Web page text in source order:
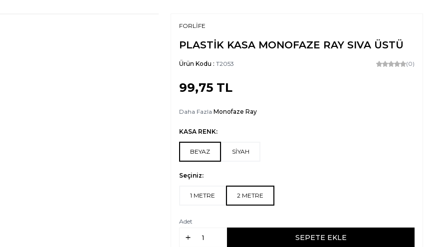
FORLİFE
PLASTİK KASA MONOFAZE RAY SIVA ÜSTÜ
Ürün Kodu : T2053 (0)
99,75 TL
Daha Fazla Monofaze Ray
KASA RENK:
BEYAZ SİYAH
Seçiniz:
1 METRE 2 METRE
Adet
SEPETE EKLE